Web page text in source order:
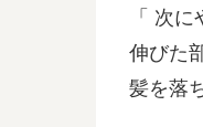
「 次
伸びた
髪を落